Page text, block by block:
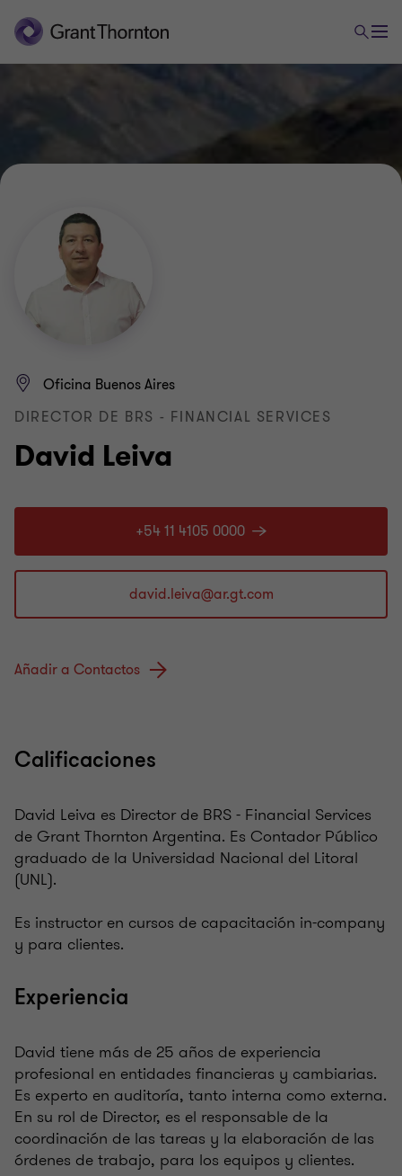
David Leiva
Oficina Buenos Aires
DIRECTOR DE BRS - FINANCIAL SERVICES
+54 11 4105 0000
Añadir a Contactos
Calificaciones
David Leiva es Director de BRS - Financial Services
de Grant Thornton Argentina. Es Contador Público
graduado de la Universidad Nacional del Litoral
(UNL).
Es instructor en cursos de capacitación in-company
y para clientes.
Experiencia
David tiene más de 25 años de experiencia
profesional en entidades financieras y cambiarias.
Es experto en auditoría, tanto interna como externa.
En su rol de Director, es el responsable de la
coordinación de las tareas y la elaboración de las
órdenes de trabajo, para los equipos y clientes.